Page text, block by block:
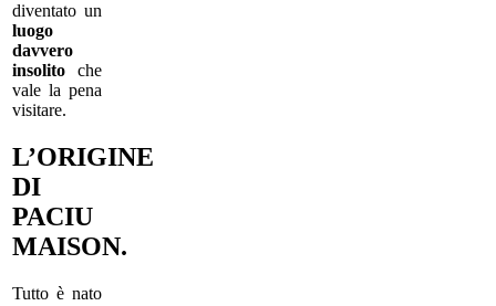
diventato un
luogo
davvero
insolito che
vale la pena
visitare.
L’ORIGINE
DI
PACIU
MAISON.
Tutto è nato